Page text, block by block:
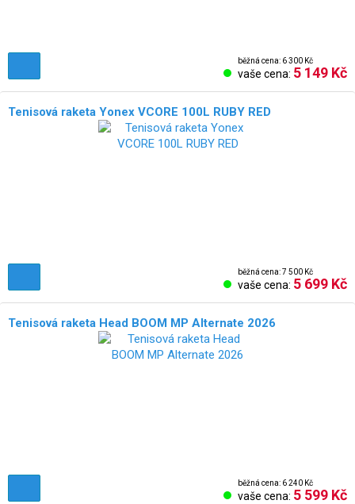
běžná cena: 6 300 Kč
vaše cena: 5 149 Kč
Tenisová raketa Yonex VCORE 100L RUBY RED
běžná cena: 7 500 Kč
vaše cena: 5 699 Kč
Tenisová raketa Head BOOM MP Alternate 2026
běžná cena: 6 240 Kč
vaše cena: 5 599 Kč